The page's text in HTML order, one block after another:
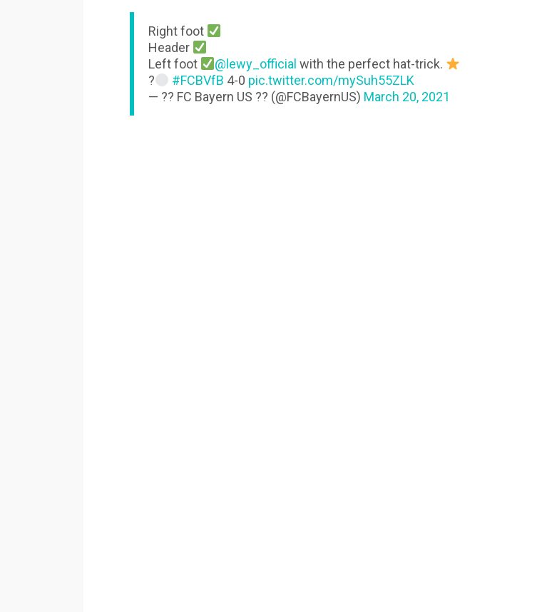
Right foot
Header
Left foot
@lewy_official with the perfect hat-trick.
?
#FCBVfB 4-0 pic.twitter.com/mySuh55ZLK
— ?? FC Bayern US ?? (@FCBayernUS) March 20, 2021